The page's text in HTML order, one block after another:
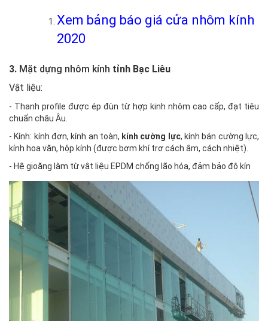
Xem bảng báo giá cửa nhôm kính
2020
3. Mặt dựng nhôm kính tỉnh Bạc Liêu
Vật liệu:
- Thanh profile được ép đùn từ hợp kinh nhôm cao cấp, đạt tiêu
chuẩn châu Âu.
- Kính: kính đơn, kính an toàn, kính cường lực, kính bán cường lực,
kính hoa văn, hộp kính (được bơm khí trơ cách âm, cách nhiệt).
- Hệ gioăng làm từ vật liệu EPDM chống lão hóa, đảm bảo độ kín